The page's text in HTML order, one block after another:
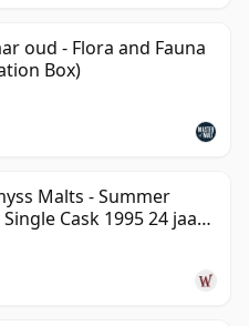
oud - Flora and Fauna
Box)
Malts - Summer
Cask 1995 24 jaar